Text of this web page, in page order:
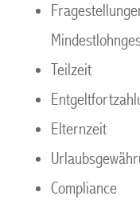
Teilzeit
Elternzeit
Compliance